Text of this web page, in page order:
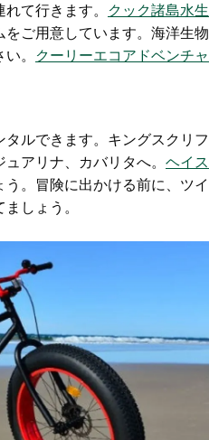
て行きます。
クック諸島水
ご用意しています。海洋生
。
クーリーエコアドベンチ
ルできます。 キングスクリ
アリナ、カバリタへ。 ヘイ
。冒険に出かける前に、ツ
しょう。